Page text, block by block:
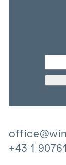
+43 1